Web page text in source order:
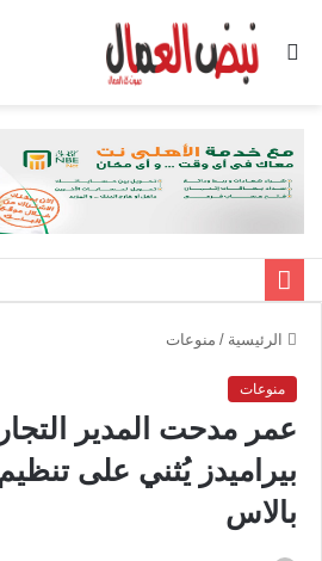
بحث
الرئيسية / منوعات
منوعات
عمر مدحت المدير
بيراميدز يُثني على
بالاس